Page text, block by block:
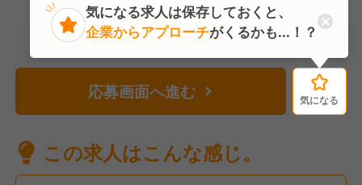
応募画面へ進む 気になる
この求人はこんな感じ。
気になる
気になる求人は保存しておくと、
企業からアプローチがくるかも...！？